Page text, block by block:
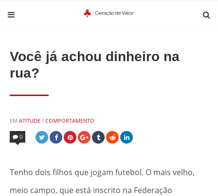
Você já achou dinheiro na
rua?
EM POSTED
IN
ATITUDE / COMPORTAMENTO
0
Tenho dois filhos que jogam futebol. O mais velho,
meio campo, que está inscrito na Federação